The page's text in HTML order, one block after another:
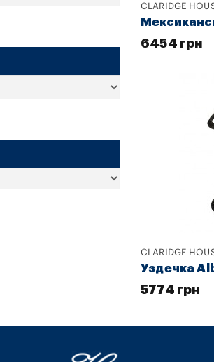
CLARIDGE
6454 грн
CLARIDGE
Уздечка
5774 грн